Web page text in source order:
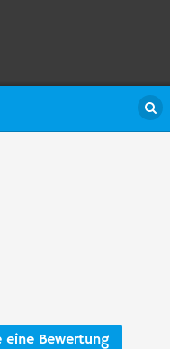

eine Bewertung